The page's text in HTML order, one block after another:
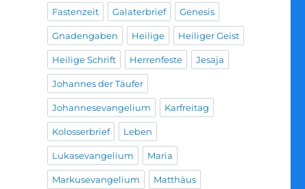
Fastenzeit Galaterbrief Genesis
Gnadengaben Heilige Heiliger Geist
Heilige Schrift Herrenfeste Jesaja
Johannes der Täufer
Johannesevangelium Karfreitag
Kolosserbrief Leben
Lukasevangelium Maria
Markusevangelium Matthäus